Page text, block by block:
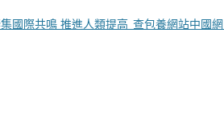
國際共鳴 推進人類提高_查包養網站中國網